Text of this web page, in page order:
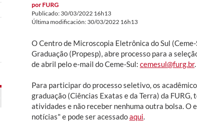
por FURG
Publicado: 30/03/2022 16h13
Última modificación: 30/03/2022 16h13
O Centro de Microscopia Eletrônica do Sul
Graduação (Propesp), abre processo para a
de abril pelo e-mail do Ceme-Sul: cemesul@furg.br.
Para participar do processo seletivo, os
graduação (Ciências Exatas e da Terra) da
atividades e não receber nenhuma outra bolsa. O
notícias" e pode ser acessadoaqui